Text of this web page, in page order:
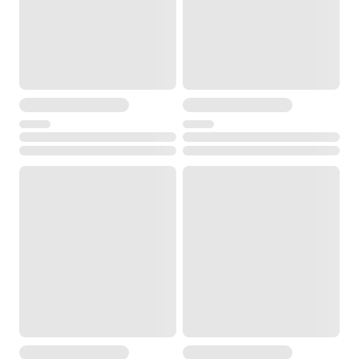
7,7 кг
Гарантийный срок
3 года